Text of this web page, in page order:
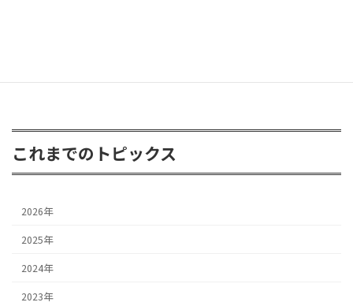
これまでのトピックス
2026年
2025年
2024年
2023年